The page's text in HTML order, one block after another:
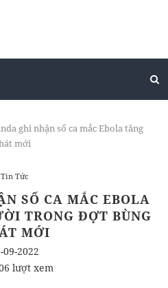
ghi nhận số ca mắc Ebola tăng
mới
Tin Tức
SỐ CA MẮC EBOLA
TRONG ĐỢT BÙNG
MỚI
09-2022
lượt xem